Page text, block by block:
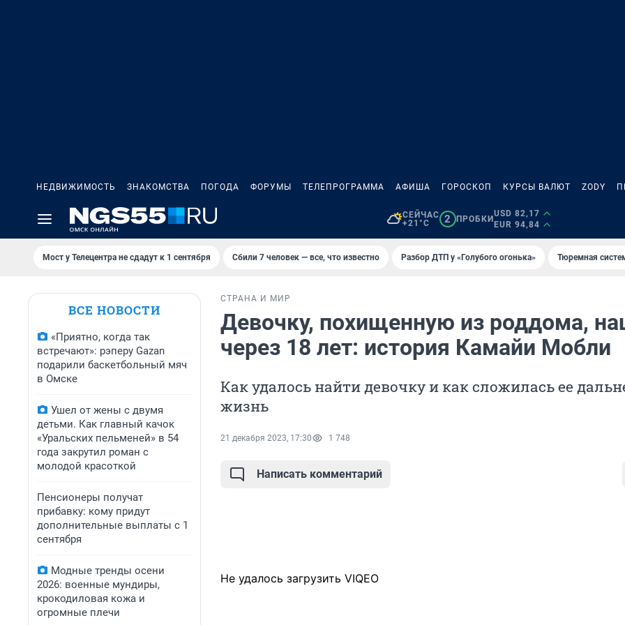
НЕДВИЖИМОСТЬ ЗНАКОМСТВА ПОГОДА ФОРУМЫ ТЕЛЕПРОГРАММА АФИША ГОРОСКОП КУРСЫ ВАЛЮТ ZODY
СЕЙЧАС
+21°C
2 ПРОБКИ
USD 82,17
EUR 94,84
Мост у Телецентра не сдадут к 1 сентября Сбили 7 человек — все, что известно Разбор ДТП у «Голубого огонька» Тюремная
ВСЕ НОВОСТИ
«Приятно, когда так
встречают»: рэперу Gazan
подарили баскетбольный мяч
в Омске
Ушел от жены с двумя
детьми. Как главный качок
«Уральских пельменей» в 54
года закрутил роман с
молодой красоткой
Пенсионеры получат
прибавку: кому придут
дополнительные выплаты с 1
сентября
Модные тренды осени
2026: военные мундиры,
крокодиловая кожа и
огромные плечи
СТРАНА И МИР
Девочку, похищенную из роддома,
через 18 лет: история Камайи Мобли
Как удалось найти девочку и как сложилась ее
жизнь
21 декабря 2023, 17:30 1 748
Написать комментарий
Не удалось загрузить VIQEO